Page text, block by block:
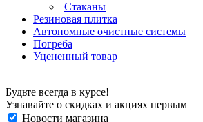
Стаканы
Резиновая плитка
Автономные очистные системы
Погреба
Уцененный товар
Будьте всегда в курсе!
Узнавайте о скидках и акциях первым
Новости магазина